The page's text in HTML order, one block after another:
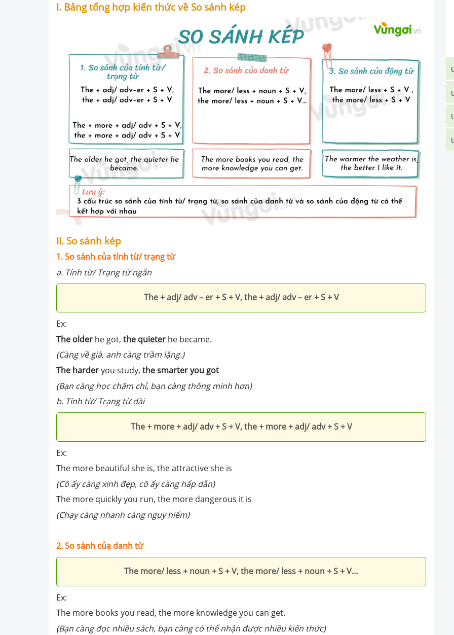
I. Bảng tổng hợp kiến thức về So sánh kép
II. So sánh kép
1. So sánh của tính từ/ trạng từ
a. Tính từ/ Trạng từ ngắn
The + adj/ adv – er + S + V, the + adj/ adv – er + S + V
Ex:
The older he got, the quieter he became.
(Càng về già, anh càng trầm lặng.)
The harderyou study, the smarter you got
(Bạn càng học chăm chỉ, bạn càng thông minh hơn)
b. Tính từ/ Trạng từ dài
The + more + adj/ adv + S + V, the + more + adj/ adv + S + V
Ex:
The more beautiful she is, the attractive she is
(Cô ấy càng xinh đẹp, cô ấy càng hấp dẫn)
The more quickly you run, the more dangerous it is
(Chạy càng nhanh càng nguy hiểm)
2.So sánh của danh từ
The more/ less + noun + S + V, the more/ less + noun + S + V…
Ex:
The more books you read, the more knowledge you can get.
(Bạn càng đọc nhiều sách, bạn càng có thể nhận được nhiều kiến thức)